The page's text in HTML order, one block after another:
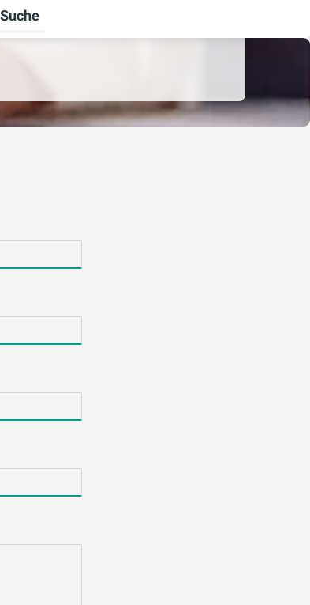
für Über uns umschalten
Suche